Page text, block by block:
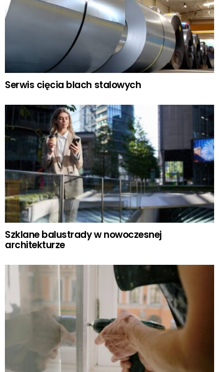
Serwis cięcia blach stalowych
Szklane balustrady w nowoczesnej
architekturze